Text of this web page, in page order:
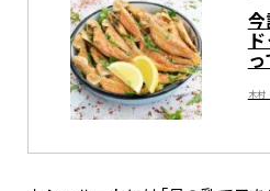
今
木村